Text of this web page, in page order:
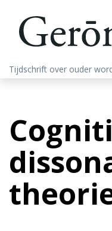
Tijdschrift over ouder